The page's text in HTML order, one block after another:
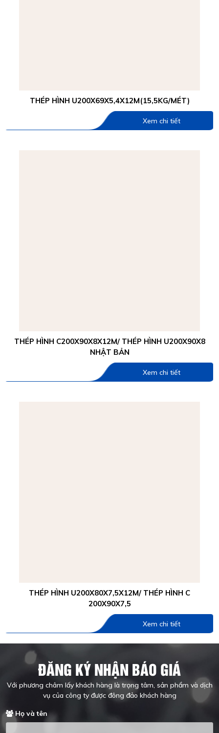
THÉP HÌNH U200X69X5,4X12M(15,5KG/MÉT)
Xem chi tiết
THÉP HÌNH C200X90X8X12M/ THÉP HÌNH U200X90X8
NHẬT BẢN
Xem chi tiết
THÉP HÌNH U200X80X7,5X12M/ THÉP HÌNH C
200X90X7,5
Xem chi tiết
ĐĂNG KÝ NHẬN BÁO GIÁ
Với phương châm lấy khách hàng là trọng tâm, sản phẩm và dịch
vụ của công ty được đông đảo khách hàng
Họ và tên